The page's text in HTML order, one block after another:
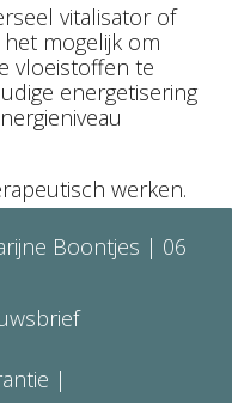
vitalisator of
mogelijk om
vloeistoffen te
energetisering
werken.
Boontjes | 06
|